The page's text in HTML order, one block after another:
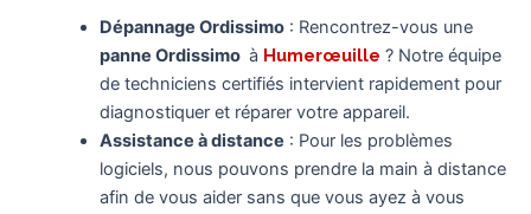
Dépannage Ordissimo: Rencontrez-vous une
panne Ordissimoà Humerœuille ? Notre équipe
de techniciens certifiés intervient rapidement pour
diagnostiquer et réparer votre appareil.
Assistance à distance : Pour les problèmes
logiciels, nous pouvons prendre la main à distance
afin de vous aider sans que vous ayez à vous